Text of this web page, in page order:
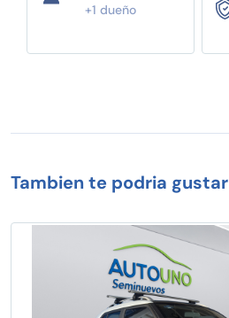
+1 dueño
Tambien te podria gustar